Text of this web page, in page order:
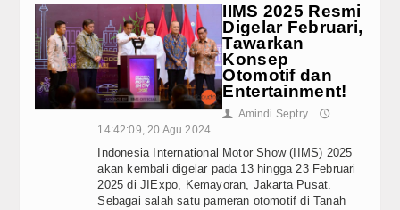
IIMS 2025 Resmi
Digelar Februari,
Tawarkan
Konsep
Otomotif dan
Entertainment!
👤 Amindi Septry 🕔
14:42:09, 20 Agu 2024
Indonesia International Motor Show (IIMS) 2025
akan kembali digelar pada 13 hingga 23 Februari
2025 di JIExpo, Kemayoran, Jakarta Pusat.
Sebagai salah satu pameran otomotif di Tanah